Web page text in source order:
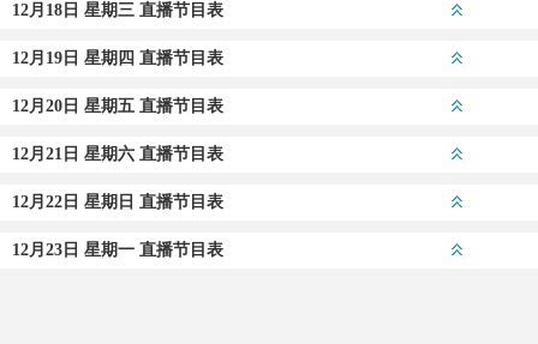
12月18日 星期三 直播节目表
12月19日 星期四 直播节目表
12月20日 星期五 直播节目表
12月21日 星期六 直播节目表
12月22日 星期日 直播节目表
12月23日 星期一 直播节目表